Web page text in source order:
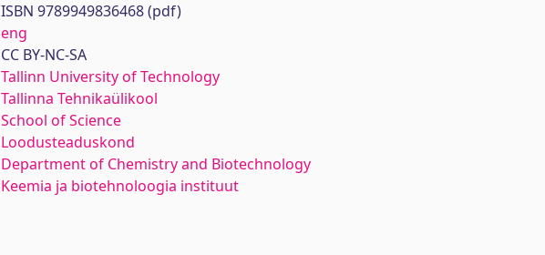
ISBN 9789949836468 (pdf)
eng
CC BY-NC-SA
Tallinn University of Technology
Tallinna Tehnikaülikool
School of Science
Loodusteaduskond
Department of Chemistry and Biotechnology
Keemia ja biotehnoloogia instituut